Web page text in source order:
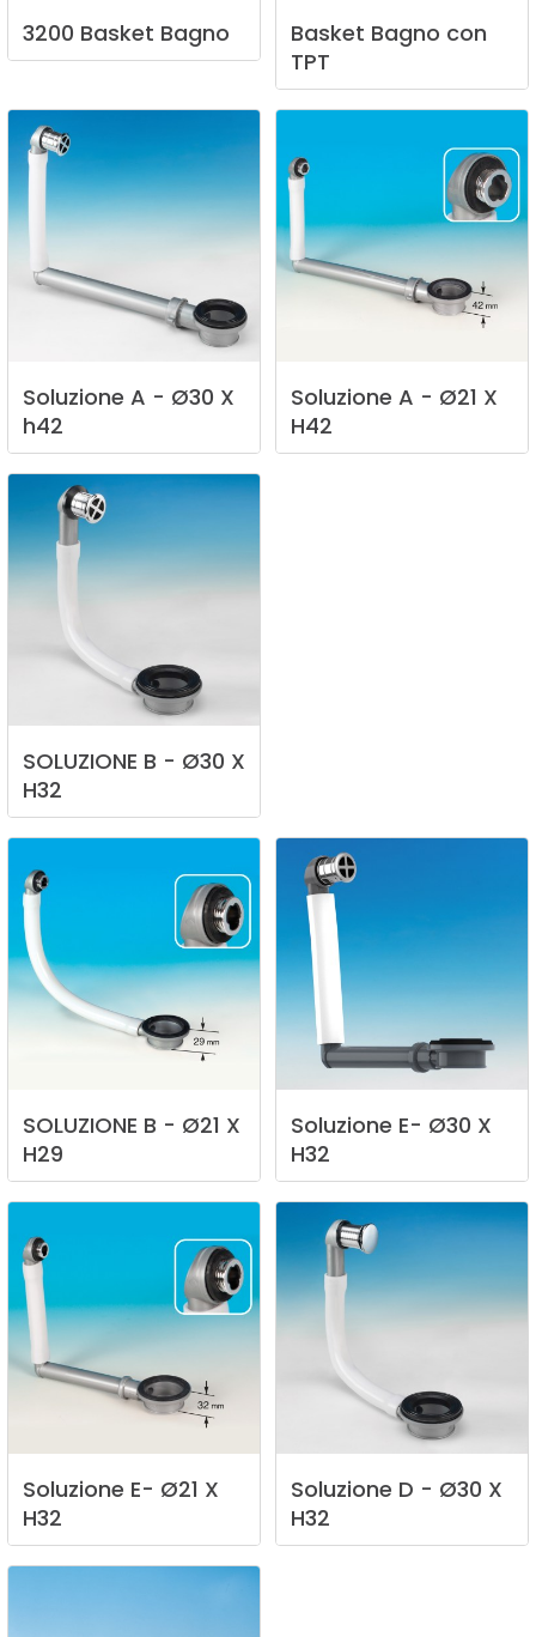
3200 Basket Bagno Basket Bagno con
TPT
Soluzione A - Ø30 X
h42
Soluzione A - Ø21 X
H42
SOLUZIONE B - Ø30 X
H32
SOLUZIONE B - Ø21 X
H29
Soluzione E- Ø30 X
H32
Soluzione E- Ø21 X
H32
Soluzione D - Ø30 X
H32